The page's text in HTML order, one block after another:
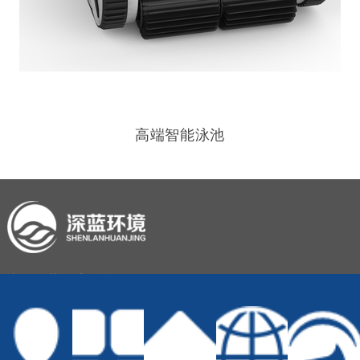
高端智能泳池
服务热线：15865543888
公司地址：山东省青岛市九水东路266号生命耀州3号楼1801室